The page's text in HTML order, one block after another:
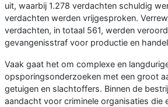
uit, waarbij 1.278 verdachten schuldig
verdachten werden vrijgesproken.
verdachten, in totaal 561, werden
gevangenisstraf voor productie en
Vaak gaat het om complexe en
opsporingsonderzoeken met een groot
getuigen en slachtoffers. Binnen de
aandacht voor criminele organisaties die